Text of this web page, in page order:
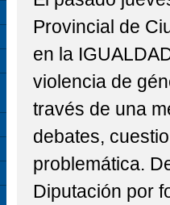
Provincial de
en la
violencia de
través de una
debates,
problemática.
Diputación por